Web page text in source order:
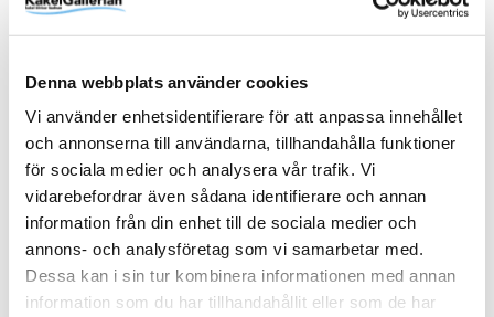
Denna webbplats använder cookies
Vi använder enhetsidentifierare för att anpassa innehållet
och annonserna till användarna, tillhandahålla funktioner
för sociala medier och analysera vår trafik. Vi
vidarebefordrar även sådana identifierare och annan
information från din enhet till de sociala medier och
annons- och analysföretag som vi samarbetar med.
Dessa kan i sin tur kombinera informationen med annan
information som du har tillhandahållit eller som de har
Produktinformation
Bottenventil Ingår ej
Passar till
INR:s heltäckande tvättställ i porslin och
stenkomposit
Serie Steel
Varumärke INR